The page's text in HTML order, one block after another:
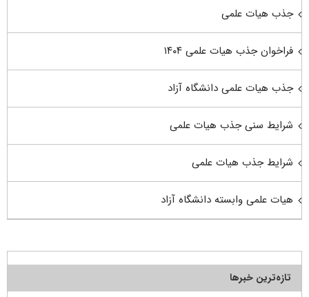
جذب هیات علمی
فراخوان جذب هیات علمی ۱۴۰۴
جذب هیات علمی دانشگاه آزاد
شرایط سنی جذب هیات علمی
شرایط جذب هیات علمی
هیات علمی وابسته دانشگاه آزاد
تازه‌ترین خبرها